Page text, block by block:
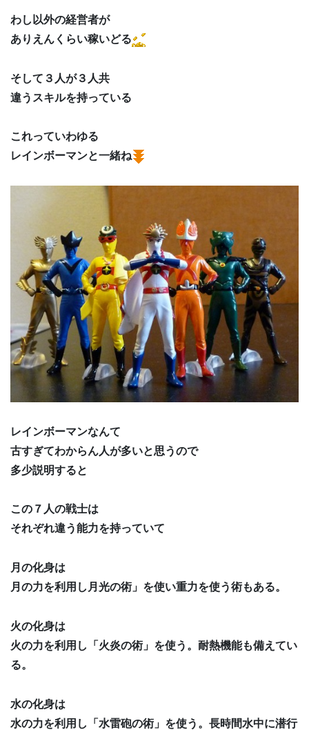
わし以外の経営者が
ありえんくらい稼いどる
そして３人が３人共
違うスキルを持っている
これっていわゆる
レインボーマンと一緒ね
レインボーマンなんて
古すぎてわからん人が多いと思うので
多少説明すると
この７人の戦士は
それぞれ違う能力を持っていて
月の化身は
月の力を利用し月光の術」を使い重力を使う術もある。
火の化身は
火の力を利用し「火炎の術」を使う。耐熱機能も備えてい
る。
水の化身は
水の力を利用し「水雷砲の術」を使う。長時間水中に潜行